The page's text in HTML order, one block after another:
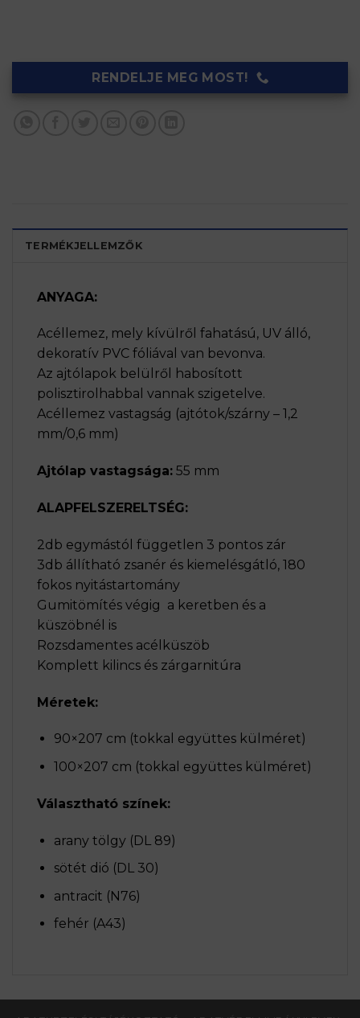
RENDELJE MEG MOST!
TERMÉKJELLEMZŐK
ANYAGA:
Acéllemez, mely kívülről fahatású, UV álló,
dekoratív PVC fóliával van bevonva.
Az ajtólapok belülről habosított
polisztirolhabbal vannak szigetelve.
Acéllemez vastagság (ajtótok/szárny – 1,2
mm/0,6 mm)
Ajtólap vastagsága: 55 mm
ALAPFELSZERELTSÉG:
2db egymástól független 3 pontos zár
3db állítható zsanér és kiemelésgátló, 180
fokos nyitástartomány
Gumitömítés végig a keretben és a
küszöbnél is
Rozsdamentes acélküszöb
Komplett kilincs és zárgarnitúra
Méretek:
90×207 cm (tokkal együttes külméret)
100×207 cm (tokkal együttes külméret)
Választható színek:
arany tölgy (DL 89)
sötét dió (DL 30)
antracit (N76)
fehér (A43)